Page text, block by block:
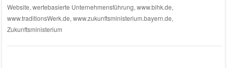
Website, wertebasierte Unternehmensführung, www.bihk.de,
www.traditionsWerk.de, www.zukunftsministerium.bayern.de,
Zukunftsministerium